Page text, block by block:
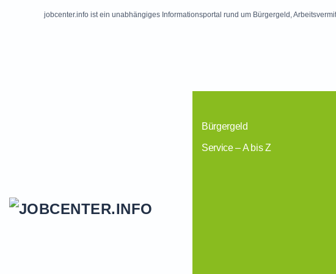
jobcenter.info ist ein unabhängiges Informationsportal rund um Bürgergeld,
Bürgergeld
Service – A bis Z